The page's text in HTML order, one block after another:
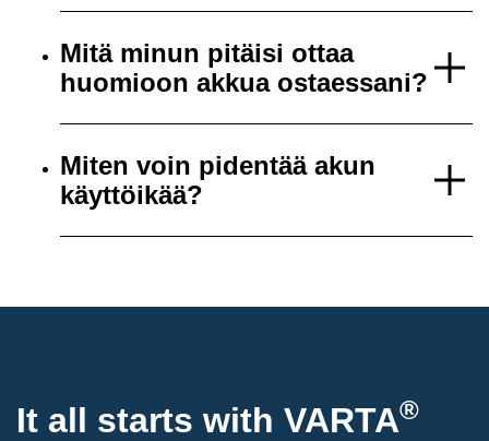
Mitä minun pitäisi ottaa
huomioon akkua ostaessani?
Miten voin pidentää akun
käyttöikää?
It all starts with VARTA®